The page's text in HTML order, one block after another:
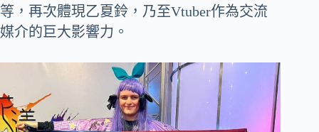
等，再次體現乙夏鈴，乃至Vtuber作為交流
媒介的巨大影響力。